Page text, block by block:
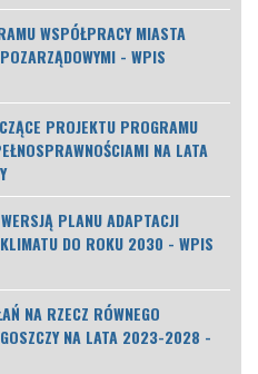
WSPÓŁPRACY MIASTA
- WPIS
PROJEKTU PROGRAMU
NA LATA
PLANU ADAPTACJI
DO ROKU 2030 - WPIS
NA RZECZ RÓWNEGO
NA LATA 2023-2028 -